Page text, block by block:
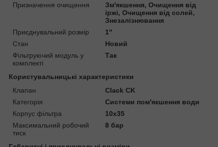
Призначення очищення
Зм'якшення, Очищення від
іржі, Очищення від солей,
Знезалізнювання
Приєднувальний розмір
1"
Стан
Новий
Фільтруючий модуль у
комплекті
Так
Користувальницькі характеристики
Клапан
Clack CK
Категорія
Системи пом'якшення води
Корпус фільтра
10х35
Максимальний робочий
тиск
8 бар